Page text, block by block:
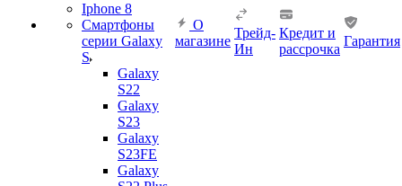
Iphone 8
Смартфоны
серии Galaxy
S
Galaxy
S22
Galaxy
S23
Galaxy
S23FE
Galaxy
О
магазине
Трейд-
Ин
Кредит и
рассрочка
Гарантия